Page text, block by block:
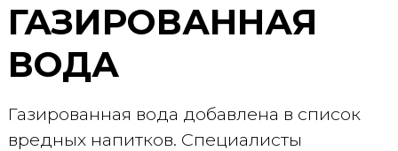
ГАЗИРОВАННАЯ
ВОДА
Газированная вода добавлена в список
вредных напитков. Специалисты